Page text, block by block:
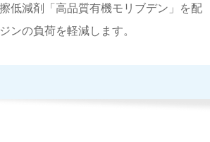
低減剤「高品質有機モリブデン」を配
ンの負荷を軽減します。